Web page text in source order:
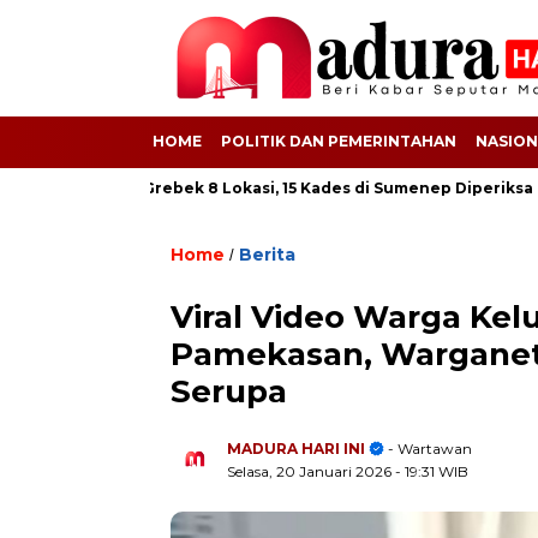
HOME POLITIK DAN PEMERINTAHAN
Kejati Grebek 8 Lokasi, 15 Kades di Sumenep Diperiksa
Home / Berita
Viral Video Warga
Pamekasan,
Serupa
MADURA HARI INI
- Wartawan
Selasa, 20 Januari 2026 - 19:31 WIB